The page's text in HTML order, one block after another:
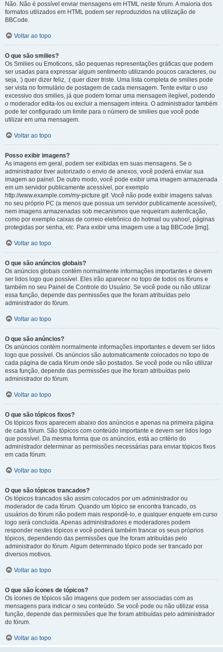
Não. Não é possível enviar mensagens em HTML neste fórum. A maioria dos
formatos utilizados em HTML podem ser reproduzidos na utilização de
BBCode.
Voltar ao topo
O que são smilies?
Os Smilies ou Emoticons, são pequenas representações gráficas que podem
ser usadas para expressar algum sentimento utilizando poucos caracteres, ou
seja, :) quer dizer feliz, :( quer dizer triste. Uma lista completa de smilies pode
ser vista no formulário de postagem de cada mensagem. Tente evitar o uso
excessivo dos smilies, já que podem tornar uma mensagem ilegível, podendo
o moderador edita-los ou excluir a mensagem inteira. O administrador também
pode ter configurado um limite para o número de smilies que você pode
utilizar em uma mensagem.
Voltar ao topo
Posso exibir imagens?
As imagens em geral, podem ser exibidas em suas mensagens. Se o
administrador tiver autorizado o envio de anexos, você poderá enviar sua
imagem ao painel. De outro modo, você pode exibir uma imagem armazenada
em um servidor publicamente acessível, por exemplo
http://www.example.com/my-picture.gif. Você não pode exibir imagens salvas
no seu próprio PC (a menos que possua um servidor publicamente acessível),
nem imagens armazenadas sob mecanismos que requeiram autenticação,
como por exemplo caixas de correio eletrônico do hotmail ou yahoo!, páginas
protegidas por senha, etc. Para exibir uma imagem use a tag BBCode [img].
Voltar ao topo
O que são anúncios globais?
Os anúncios globais contém normalmente informações importantes e devem
ser lidos logo que possível. Eles irão aparecer no topo de todos os fóruns e
também no seu Painel de Controle do Usuário. Se você pode ou não utilizar
essa função, depende das permissões que lhe foram atribuídas pelo
administrador do fórum.
Voltar ao topo
O que são anúncios?
Os anúncios contém normalmente informações importantes e devem ser lidos
logo que possível. Os anúncios são automaticamente colocados no topo de
cada página de cada fórum onde são postados. Se você pode ou não utilizar
essa função, depende das permissões que lhe foram atribuídas pelo
administrador do fórum.
Voltar ao topo
O que são tópicos fixos?
Os tópicos fixos aparecem abaixo dos anúncios e apenas na primeira página
de cada fórum. São tópicos com conteúdo importante e devem ser lidos logo
que possível. Da mesma forma que os anúncios, está ao critério do
administrador determinar as permissões necessárias para enviar tópicos fixos
em cada fórum.
Voltar ao topo
O que são tópicos trancados?
Os tópicos trancados são assim colocados por um administrador ou
moderador de cada fórum. Quando um tópico se encontra trancado, os
usuários do fórum não podem mais respondê-lo, e qualquer enquete em curso
logo será concluída. Apenas administradores e moderadores podem
responder nestes tópicos e você poderá também trancar os seus próprios
tópicos, dependendo das permissões que lhe foram atribuídas pelo
administrador do fórum. Algum determinado tópico pode ser trancado por
diversos motivos.
Voltar ao topo
O que são ícones de tópicos?
Os ícones de tópicos são imagens que podem ser associadas com as
mensagens para indicar o seu conteúdo. Se você pode ou não utilizar essa
função, depende das permissões que lhe foram atribuídas pelo administrador
do fórum.
Voltar ao topo